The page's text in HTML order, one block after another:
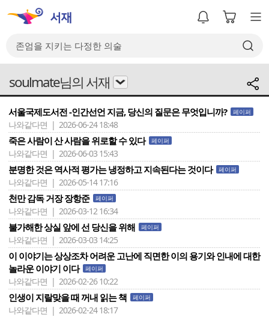
soulmate님의 서재
서울국제도서전 -인간선언 지금, 당신의 질문은 무엇입니까? 페이퍼
나와같다면 | 2026-06-24 18:48
죽은 사람이 산 사람을 위로할 수 있다 페이퍼
나와같다면 | 2026-06-03 15:43
분명한 것은 역사적 평가는 냉정하고 지속된다는 것이다 페이퍼
나와같다면 | 2026-05-14 17:16
천만 감독 거장 장항준 페이퍼
나와같다면 | 2026-03-12 16:34
불가해한 상실 앞에 선 당신을 위해 페이퍼
나와같다면 | 2026-03-03 14:25
이 이야기는 상상조차 어려운 고난에 직면한 이의 용기와 인내에 대한
놀라운 이야기 이다 페이퍼
나와같다면 | 2026-02-26 10:22
인생이 지랄맞을 때 꺼내 읽는 책 페이퍼
나와같다면 | 2026-02-24 18:17